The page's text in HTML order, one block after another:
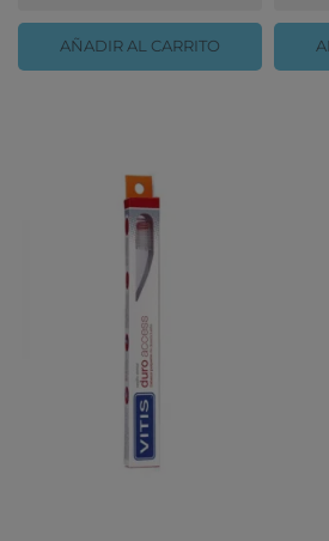
AÑADIR AL CARRITO